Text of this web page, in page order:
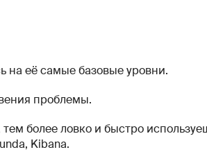
на её самые базовые уровни.
проблемы.
более ловко и быстро
Kibana.